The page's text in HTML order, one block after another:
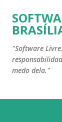
"Software
medo dela."